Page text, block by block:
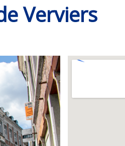
Verviers